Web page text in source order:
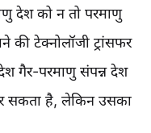
देश को न तो परमाणु
की टेक्नोलॉजी ट्रांसफर
गैर-परमाणु संपन्न देश
सकता है, लेकिन उसका